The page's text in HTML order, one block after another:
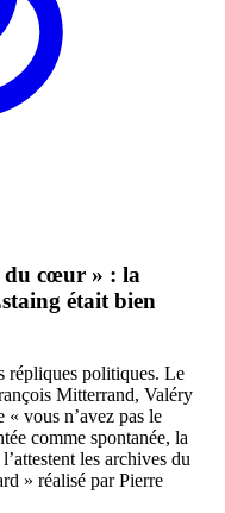
du cœur » : la
était bien
répliques politiques. Le
Mitterrand, Valéry
« vous n’avez pas le
comme spontanée, la
les archives du
» réalisé par Pierre